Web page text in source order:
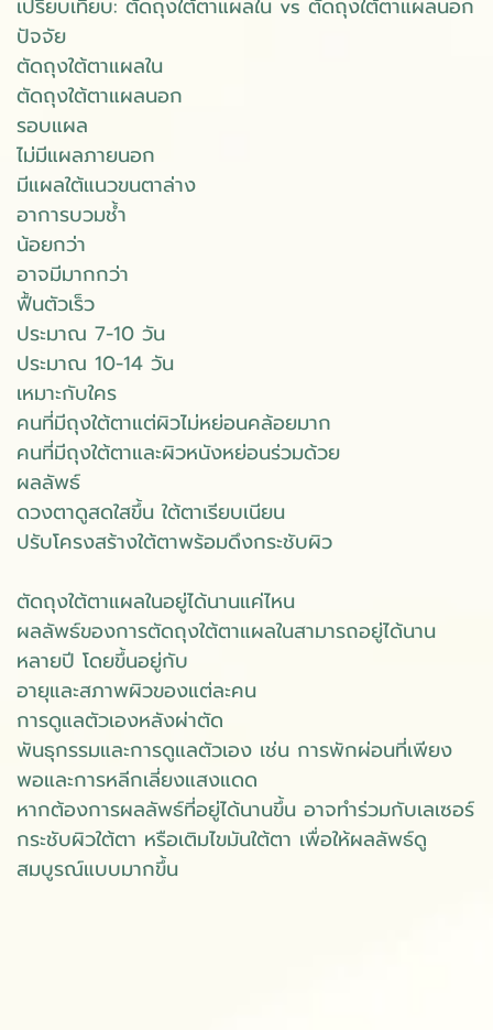
เปรียบเทียบ: ตัดถุงใต้ตาแผลใน vs ตัดถุงใต้ตาแผลนอก
ปัจจัย
ตัดถุงใต้ตาแผลใน
ตัดถุงใต้ตาแผลนอก
รอบแผล
ไม่มีแผลภายนอก
มีแผลใต้แนวขนตาล่าง
อาการบวมช้ำ
น้อยกว่า
อาจมีมากกว่า
ฟื้นตัวเร็ว
ประมาณ 7-10 วัน
ประมาณ 10-14 วัน
เหมาะกับใคร
คนที่มีถุงใต้ตาแต่ผิวไม่หย่อนคล้อยมาก
คนที่มีถุงใต้ตาและผิวหนังหย่อนร่วมด้วย
ผลลัพธ์
ดวงตาดูสดใสขึ้น ใต้ตาเรียบเนียน
ปรับโครงสร้างใต้ตาพร้อมดึงกระชับผิว
ตัดถุงใต้ตาแผลในอยู่ได้นานแค่ไหน
ผลลัพธ์ของการตัดถุงใต้ตาแผลในสามารถอยู่ได้นาน
หลายปี โดยขึ้นอยู่กับ
อายุและสภาพผิวของแต่ละคน
การดูแลตัวเองหลังผ่าตัด
พันธุกรรมและการดูแลตัวเอง เช่น การพักผ่อนที่เพียง
พอและการหลีกเลี่ยงแสงแดด
หากต้องการผลลัพธ์ที่อยู่ได้นานขึ้น อาจทำร่วมกับเลเซอร์
กระชับผิวใต้ตา หรือเติมไขมันใต้ตา เพื่อให้ผลลัพธ์ดู
สมบูรณ์แบบมากขึ้น